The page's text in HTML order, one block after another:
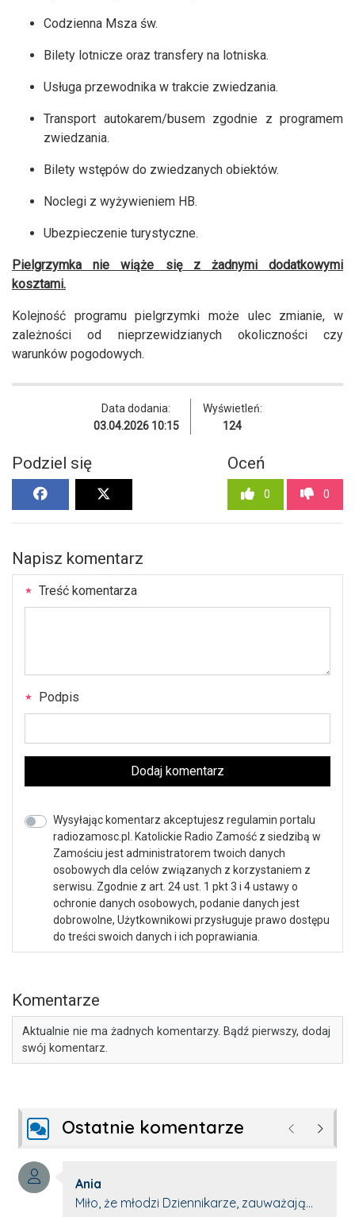
Codzienna Msza św.
Bilety lotnicze oraz transfery na lotniska.
Usługa przewodnika w trakcie zwiedzania.
Transport autokarem/busem zgodnie z programem
zwiedzania.
Bilety wstępów do zwiedzanych obiektów.
Noclegi z wyżywieniem HB.
Ubezpieczenie turystyczne.
Pielgrzymka nie wiąże się z żadnymi dodatkowymi
kosztami.
Kolejność programu pielgrzymki może ulec zmianie, w
zależności od nieprzewidzianych okoliczności czy
warunków pogodowych.
Data dodania:
03.04.2026 10:15
Wyświetleń:
124
Podziel się Oceń
0 0
Napisz komentarz
Treść komentarza
Podpis
Dodaj komentarz
Wysyłając komentarz akceptujesz regulamin portalu
radiozamosc.pl. Katolickie Radio Zamość z siedzibą w
Zamościu jest administratorem twoich danych
osobowych dla celów związanych z korzystaniem z
serwisu. Zgodnie z art. 24 ust. 1 pkt 3 i 4 ustawy o
ochronie danych osobowych, podanie danych jest
dobrowolne, Użytkownikowi przysługuje prawo dostępu
do treści swoich danych i ich poprawiania.
Komentarze
Aktualnie nie ma żadnych komentarzy. Bądź pierwszy, dodaj
swój komentarz.
Ostatnie komentarze Poprzednie
Autor komentarza:
Ania
Treść komentarza:
Miło, że młodzi Dziennikarze, zauważają